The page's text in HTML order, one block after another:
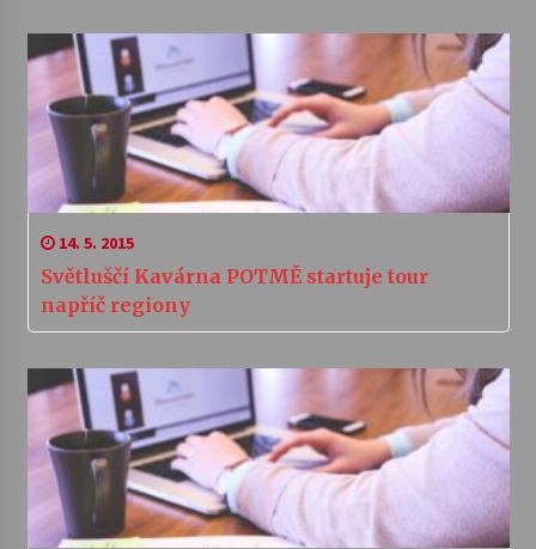
14. 5. 2015
Světluščí Kavárna POTMĚ startuje tour
napříč regiony